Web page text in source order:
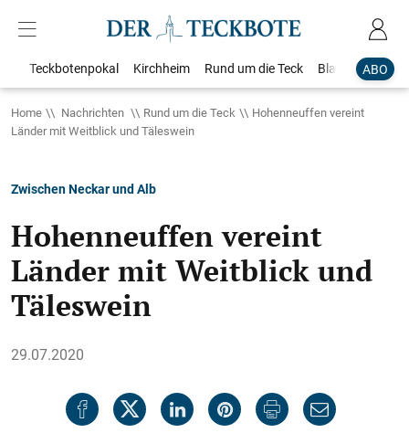
ABO
Teckbotenpokal Kirchheim Rund um die Teck Blaulicht
Home Nachrichten Rund um die Teck
Hohenneuffen vereint
Länder mit Weitblick und Täleswein
Zwischen Neckar und Alb
Hohenneuffen vereint
Länder mit Weitblick und
Täleswein
29.07.2020